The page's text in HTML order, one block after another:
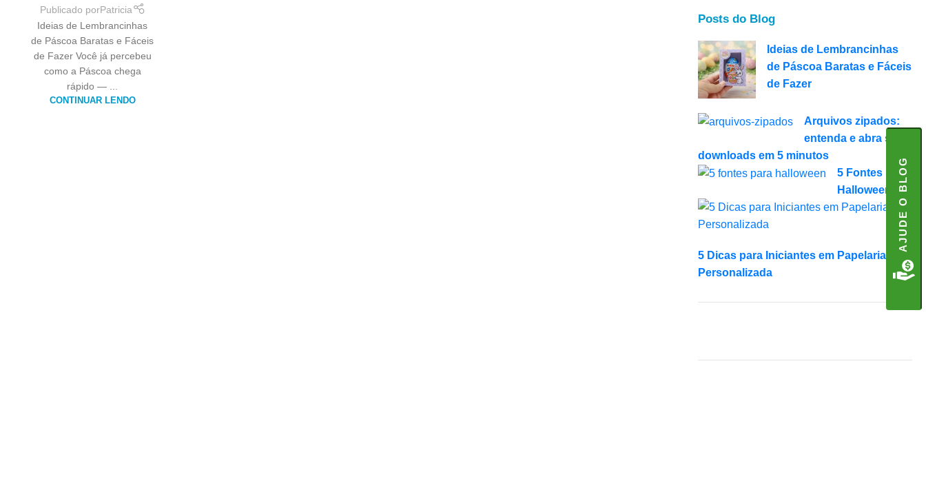
Publicado porPatricia
Ideias de Lembrancinhas
de Páscoa Baratas e Fáceis
de Fazer Você já percebeu
como a Páscoa chega
rápido — ...
CONTINUAR LENDO
Posts do Blog
Ideias de Lembrancinhas
de Páscoa Baratas e Fáceis
de Fazer
Arquivos zipados:
entenda e abra seus
downloads em 5 minutos
5 Fontes para
Halloween
5 Dicas para Iniciantes em Papelaria
Personalizada
AJUDE O BLOG